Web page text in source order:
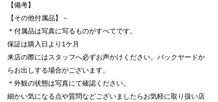
【備考】
【その他付属品】－
＊付属品は写真に写るものがすべてです。
保証は購入日より1ケ月
来店の際にはスタッフへ必ずお声かけください。バックヤードか
らお出しする場合がございます。
＊外観の状態は写真にて確認ください。
細かい気になる点や質問などございましたらお気軽に取り扱い店